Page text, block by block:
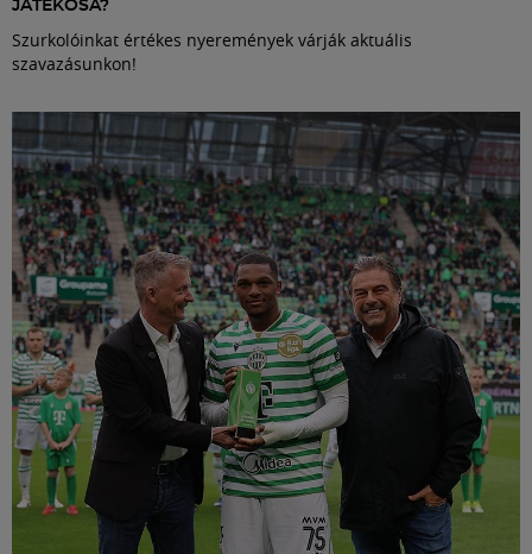
JÁTÉKOSA?
Szurkolóinkat értékes nyeremények várják aktuális
szavazásunkon!